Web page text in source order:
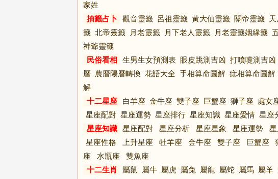
家姓
抽籤占卜
觀音靈籤 呂祖靈籤 黃大仙靈籤 關帝靈籤
籤 北帝靈籤 月老靈籤 月下老人靈籤 月老靈籤姻緣籤
神爺靈籤
民俗看相
生男生女預測表 眼皮跳測吉凶 打噴嚏測吉凶
曆 農曆陽曆轉換 花語大全 手相算命圖解 痣相算命圖解
解
十二星座
白羊座 金牛座 雙子座 巨蟹座 獅子座 處女
星座配對 星座運勢 星座排行 星座知識 星座愛情 星座
星座知識 星座配對 星座分析 星座星象 星座運勢
星座性格
上升星座 牡羊座 金牛座 雙子座 巨蟹座
座
水瓶座
雙魚座
十二生肖
屬鼠 屬牛 屬虎 屬兔 屬龍 屬蛇 屬馬 屬羊